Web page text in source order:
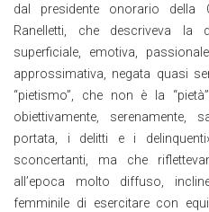
dal presidente onorario della
Ranelletti, che descriveva la
superficiale, emotiva,
approssimativa, negata quasi
“pietismo”, che non è la
obiettivamente, serenamente,
portata, i delitti e i
sconcertanti, ma che
all’epoca molto diffuso,
femminile di esercitare con